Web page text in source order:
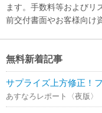
ます。手数料等およびリ
前交付書面やお客様向け
無料新着記事
あすなろレポート〈夜版〉